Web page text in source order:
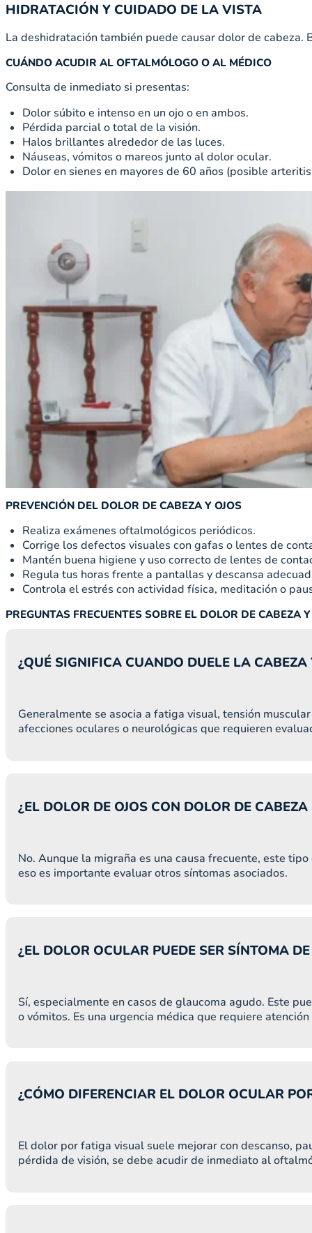
HIDRATACIÓN Y CUIDADO DE LA VISTA
La deshidratación también puede causar dolor de
CUÁNDO ACUDIR AL OFTALMÓLOGO O AL MÉDICO
Consulta de inmediato si presentas:
Dolor súbito e intenso en un ojo o en ambos.
Pérdida parcial o total de la visión.
Halos brillantes alrededor de las luces.
Náuseas, vómitos o mareos junto al dolor ocular.
Dolor en sienes en mayores de 60 años (posible
PREVENCIÓN DEL DOLOR DE CABEZA Y OJOS
Realiza exámenes oftalmológicos periódicos.
Corrige los defectos visuales con gafas o lentes de
Mantén buena higiene y uso correcto de lentes de
Regula tus horas frente a pantallas y descansa
Controla el estrés con actividad física, meditación o
PREGUNTAS FRECUENTES SOBRE EL DOLOR DE CABEZA
¿QUÉ SIGNIFICA CUANDO DUELE LA
Generalmente se asocia a fatiga visual, tensión
afecciones oculares o neurológicas que requieren
¿EL DOLOR DE OJOS CON DOLOR DE
No. Aunque la migraña es una causa frecuente, este
eso es importante evaluar otros síntomas asociados.
¿EL DOLOR OCULAR PUEDE SER SÍNTOMA
Sí, especialmente en casos de glaucoma agudo. Este
o vómitos. Es una urgencia médica que requiere
¿CÓMO DIFERENCIAR EL DOLOR OCULAR
El dolor por fatiga visual suele mejorar con descanso,
pérdida de visión, se debe acudir de inmediato al